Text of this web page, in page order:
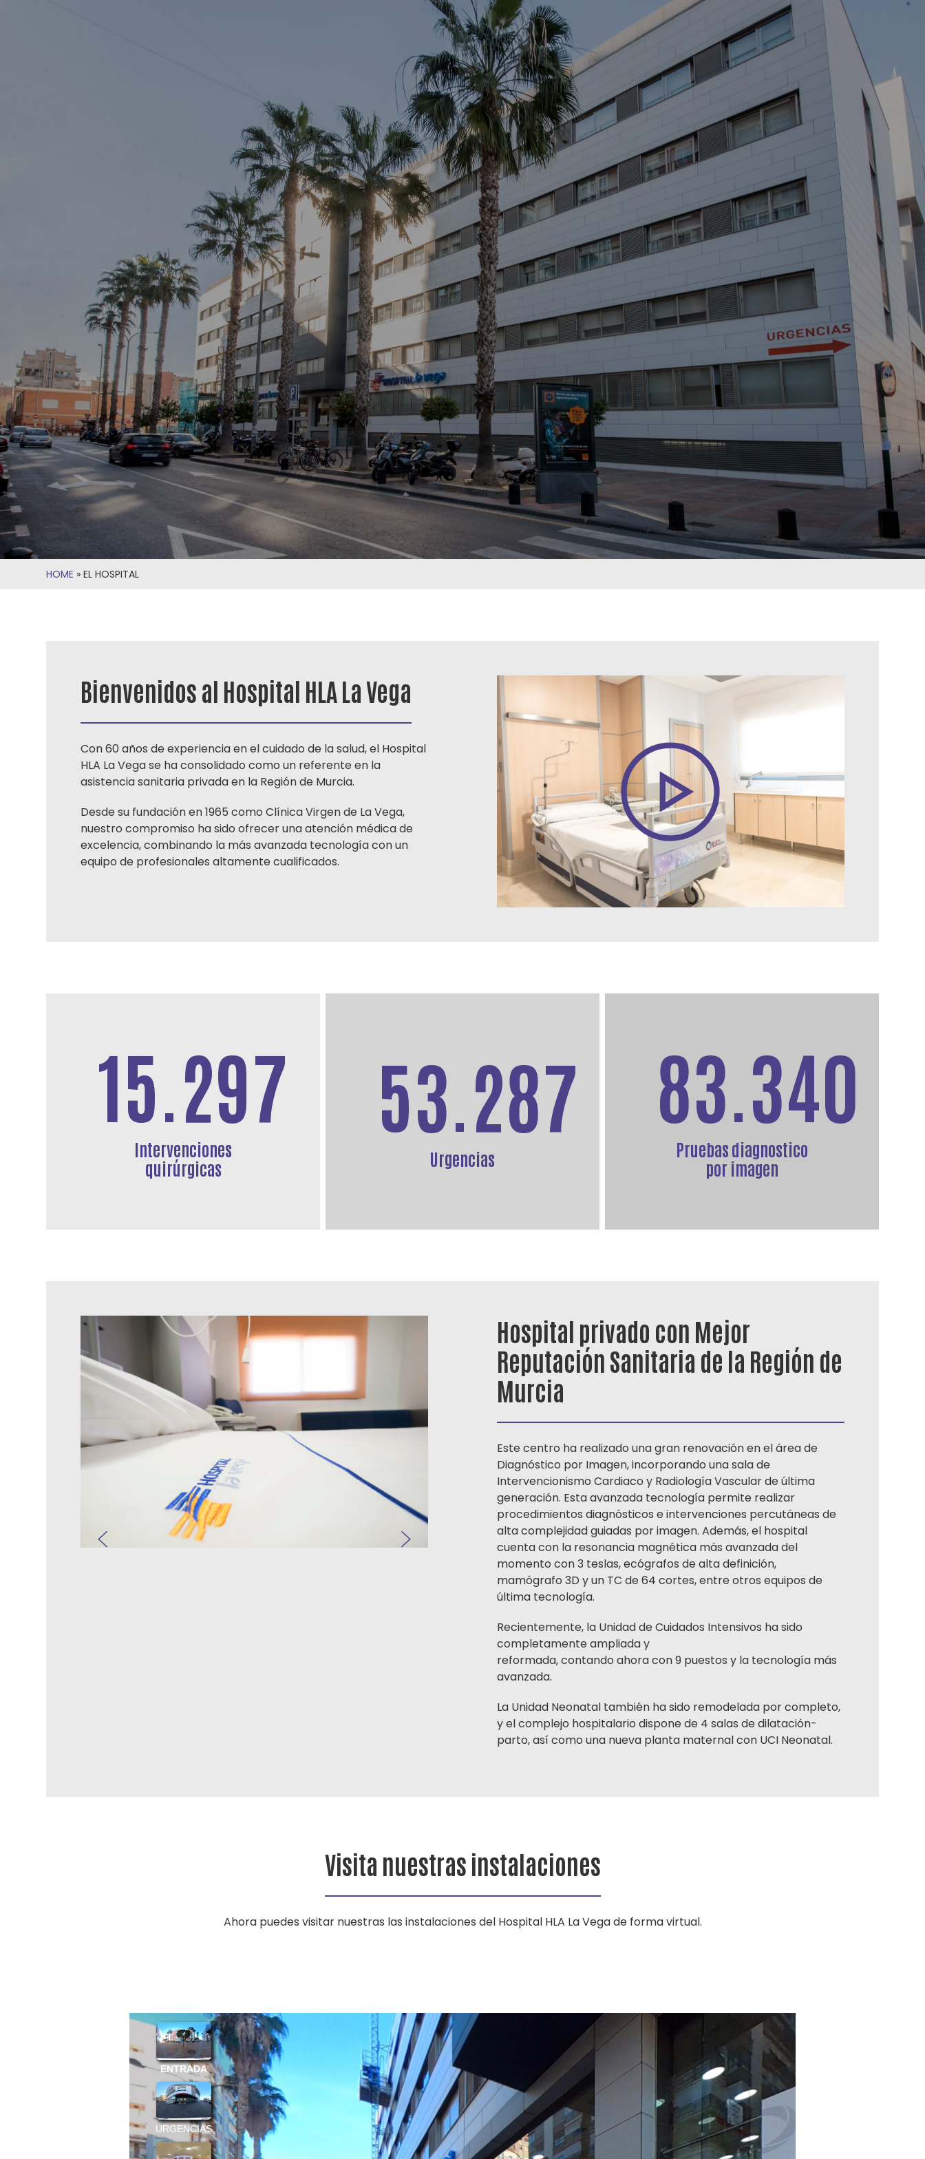
HOME »EL HOSPITAL
Bienvenidos al Hospital HLA La Vega
Con 60 años de experiencia en el cuidado de la salud, el Hospital
HLA La Vega se ha consolidado como un referente en la
asistencia sanitaria privada en la Región de Murcia.
Desde su fundación en 1965 como Clínica Virgen de La Vega,
nuestro compromiso ha sido ofrecer una atención médica de
excelencia, combinando la más avanzada tecnología con un
equipo de profesionales altamente cualificados.
15.297
Intervenciones
quirúrgicas
53.287
Urgencias
83.340
Pruebas diagnostico
por imagen
Hospital privado con Mejor
Reputación Sanitaria de la Región de
Murcia
Este centro ha realizado una gran renovación en el área de
Diagnóstico por Imagen, incorporando una sala de
Intervencionismo Cardiaco y Radiología Vascular de última
generación. Esta avanzada tecnología permite realizar
procedimientos diagnósticos e intervenciones percutáneas de
alta complejidad guiadas por imagen. Además, el hospital
cuenta con la resonancia magnética más avanzada del
momento con 3 teslas, ecógrafos de alta definición,
mamógrafo 3D y un TC de 64 cortes, entre otros equipos de
última tecnología.
Recientemente, la Unidad de Cuidados Intensivos ha sido
completamente ampliada y
reformada, contando ahora con 9 puestos y la tecnología más
avanzada.
La Unidad Neonatal también ha sido remodelada por completo,
y el complejo hospitalario dispone de 4 salas de dilatación-
parto, así como una nueva planta maternal con UCI Neonatal.
Visita nuestras instalaciones
Ahora puedes visitar nuestras las instalaciones del Hospital HLA La Vega de forma virtual.